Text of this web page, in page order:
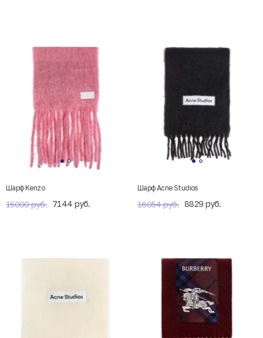
Шарф Kenzo
15000 руб. 7144 руб.
Шарф Acne Studios
16054 руб. 8829 руб.